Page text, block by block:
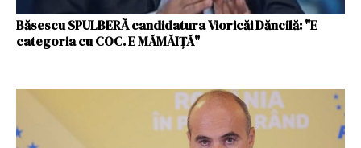
Băsescu SPULBERĂ candidatura Vioricăi Dăncilă: "E
categoria cu COC. E MĂMĂIŢĂ"